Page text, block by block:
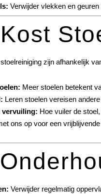
Verwijder vlekken en geuren
zijn afhankelijk
Meer stoelen betekent
Leren stoelen vereisen
vervuiling: Hoe vuiler de
ons op voor een
Verwijder regelmatig